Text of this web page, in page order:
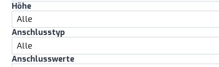
Höhe
Anschlusstyp
Anschlusswerte